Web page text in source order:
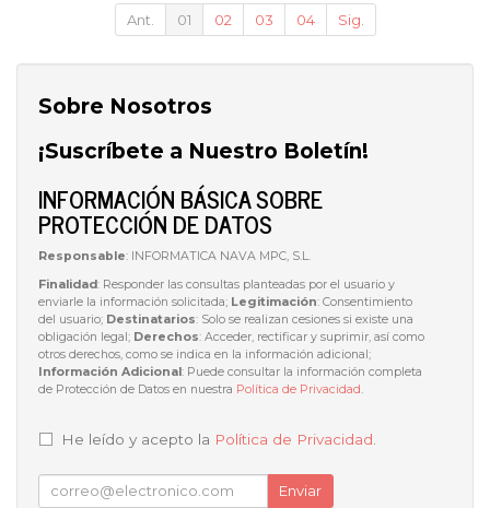
Ant. 01 02 03 04 Sig.
Sobre Nosotros
¡Suscríbete a Nuestro Boletín!
INFORMACIÓN BÁSICA SOBRE
PROTECCIÓN DE DATOS
Responsable: INFORMATICA NAVA MPC, S.L.
Finalidad: Responder las consultas planteadas por el usuario y
enviarle la información solicitada; Legitimación: Consentimiento
del usuario; Destinatarios: Solo se realizan cesiones si existe una
obligación legal; Derechos: Acceder, rectificar y suprimir, así como
otros derechos, como se indica en la información adicional;
Información Adicional : Puede consultar la información completa
de Protección de Datos en nuestra Política de Privacidad.
He leído y acepto la Política de Privacidad
Enviar